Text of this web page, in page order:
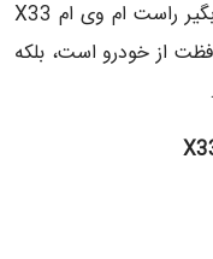
با توجه به این ویژگی‌ها، استفاده از آفتابگیر راست ام وی ام X33
از خودرو است، بلکه